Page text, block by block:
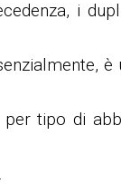
i
tipo di